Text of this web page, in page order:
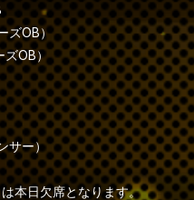
ズOB）
ズOB）
サー）
本日欠席となります。